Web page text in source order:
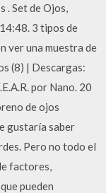
Set de Ojos,
3 tipos de
ver una muestra de
(8) | Descargas:
por Nano. 20
de ojos
gustaría saber
Pero no todo el
factores,
pueden